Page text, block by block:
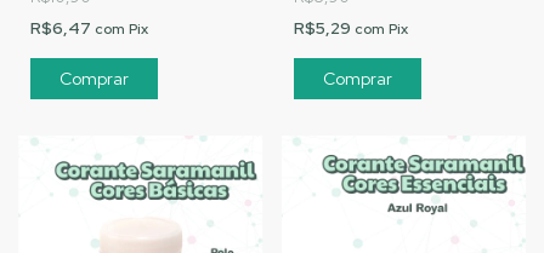
R$6,47 com Pix R$5,29 com Pix